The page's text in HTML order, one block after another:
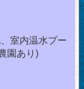
室内温水プー
園あり)